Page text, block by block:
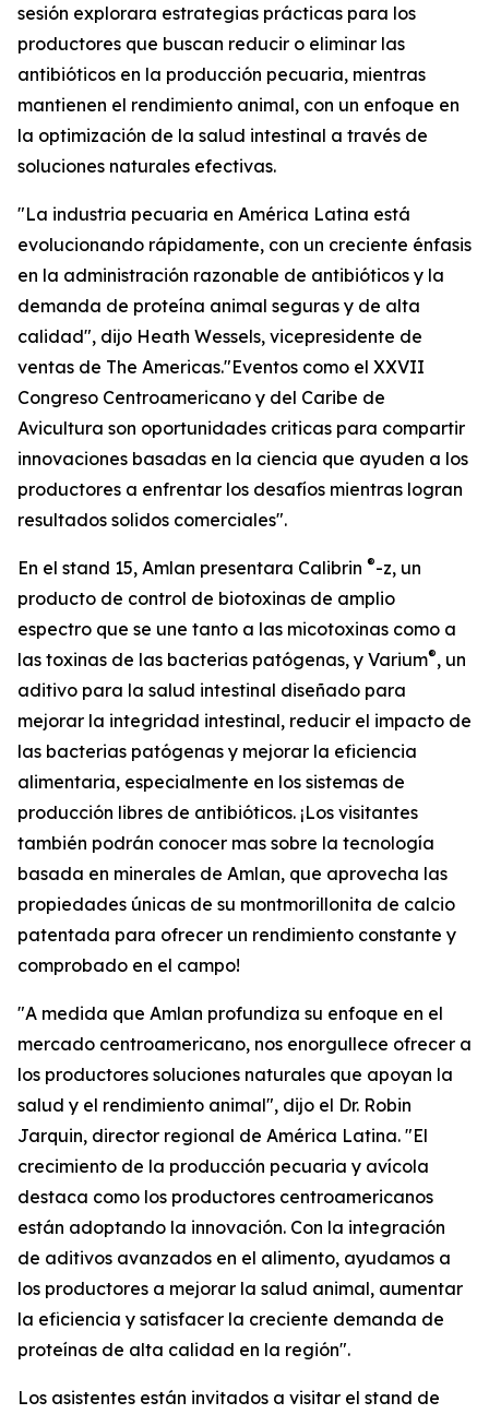
sesión explorara estrategias prácticas para los
productores que buscan reducir o eliminar las
antibióticos en la producción pecuaria, mientras
mantienen el rendimiento animal, con un enfoque en
la optimización de la salud intestinal a través de
soluciones naturales efectivas.
"La industria pecuaria en América Latina está
evolucionando rápidamente, con un creciente énfasis
en la administración razonable de antibióticos y la
demanda de proteína animal seguras y de alta
calidad", dijo Heath Wessels, vicepresidente de
ventas de The Americas."Eventos como el XXVII
Congreso Centroamericano y del Caribe de
Avicultura son oportunidades criticas para compartir
innovaciones basadas en la ciencia que ayuden a los
productores a enfrentar los desafíos mientras logran
resultados solidos comerciales".
En el stand 15, Amlan presentara Calibrin ®-z, un
producto de control de biotoxinas de amplio
espectro que se une tanto a las micotoxinas como a
las toxinas de las bacterias patógenas, y Varium®, un
aditivo para la salud intestinal diseñado para
mejorar la integridad intestinal, reducir el impacto de
las bacterias patógenas y mejorar la eficiencia
alimentaria, especialmente en los sistemas de
producción libres de antibióticos. ¡Los visitantes
también podrán conocer mas sobre la tecnología
basada en minerales de Amlan, que aprovecha las
propiedades únicas de su montmorillonita de calcio
patentada para ofrecer un rendimiento constante y
comprobado en el campo!
"A medida que Amlan profundiza su enfoque en el
mercado centroamericano, nos enorgullece ofrecer a
los productores soluciones naturales que apoyan la
salud y el rendimiento animal", dijo el Dr. Robin
Jarquin, director regional de América Latina. "El
crecimiento de la producción pecuaria y avícola
destaca como los productores centroamericanos
están adoptando la innovación. Con la integración
de aditivos avanzados en el alimento, ayudamos a
los productores a mejorar la salud animal, aumentar
la eficiencia y satisfacer la creciente demanda de
proteínas de alta calidad en la región".
Los asistentes están invitados a visitar el stand de